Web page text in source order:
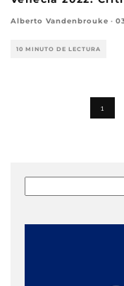
Alberto Vandenbrouke ·
10 MINUTO DE LECTURA
1